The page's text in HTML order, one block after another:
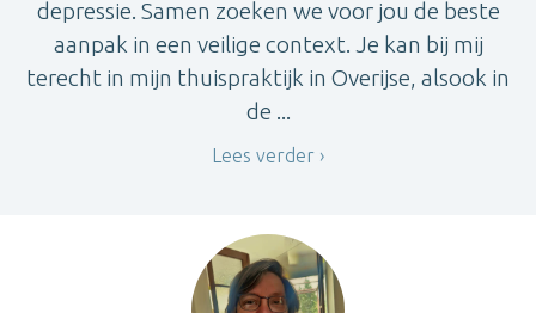
depressie. Samen zoeken we voor jou de beste
aanpak in een veilige context. Je kan bij mij
terecht in mijn thuispraktijk in Overijse, alsook in
de ...
Lees verder